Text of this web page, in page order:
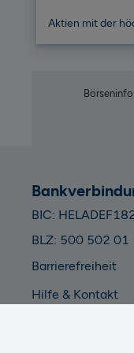
Aktien mit der
BIC:
BLZ: 500 502 01
Barrierefreiheit
Hilfe & Kontakt